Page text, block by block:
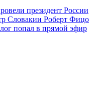
президент России
Словакии Роберт Фицо
попал в прямой эфир